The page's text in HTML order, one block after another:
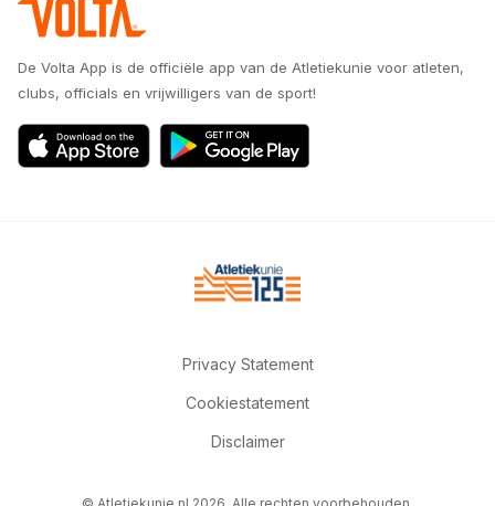
De Volta App is de officiële app van de Atletiekunie voor atleten,
clubs, officials en vrijwilligers van de sport!
Privacy Statement
Cookiestatement
Disclaimer